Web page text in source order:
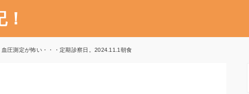
血圧測定が怖い・・・定期診察日。2024.11.1朝食